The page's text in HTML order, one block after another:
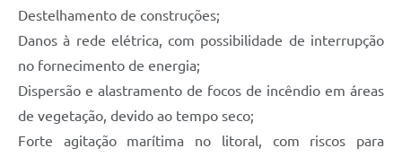
Editais
Destelhamento de construções;
Danos à rede elétrica, com possibilidade de interrupção
no fornecimento de energia;
Dispersão e alastramento de focos de incêndio em áreas
de vegetação, devido ao tempo seco;
Forte agitação marítima no litoral, com riscos para